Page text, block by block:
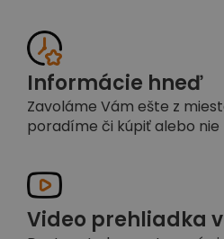
Informácie hneď
Zavoláme Vám ešte z
poradíme či kúpiť alebo nie
Video prehliadka